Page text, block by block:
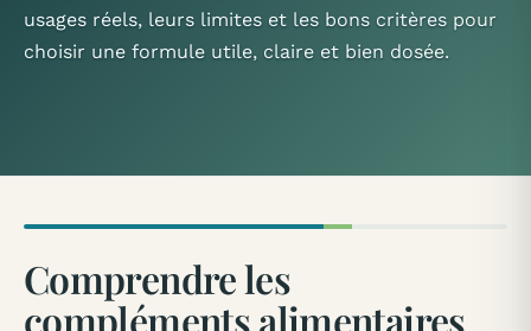
usages réels, leurs limites et les bons critères pour
choisir une formule utile, claire et bien dosée.
Comprendre les
compléments alimentaires